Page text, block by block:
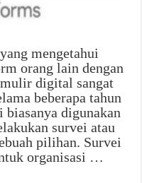
mengetahui
orang lain dengan
digital sangat
beberapa tahun
digunakan
survei atau
pilihan. Survei
organisasi …